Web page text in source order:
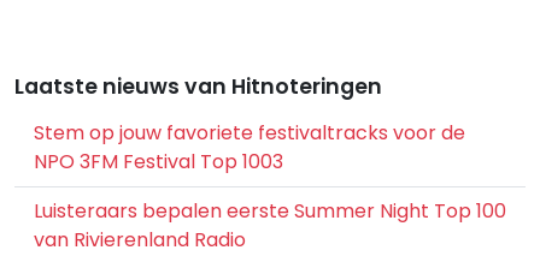
Laatste nieuws van Hitnoteringen
Stem op jouw favoriete festivaltracks voor de
NPO 3FM Festival Top 1003
Luisteraars bepalen eerste Summer Night Top 100
van Rivierenland Radio